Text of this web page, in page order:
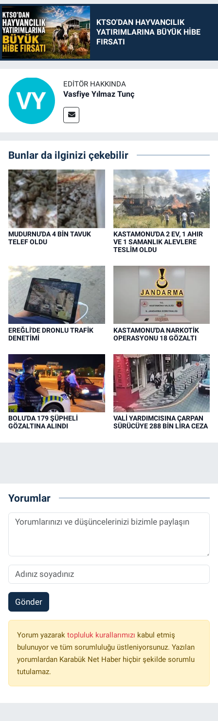
KTSO'DAN HAYVANCILIK
YATIRIMLARINA BÜYÜK HİBE
FIRSATI
EDITÖR HAKKINDA
Vasfiye Yılmaz Tunç
Bunlar da ilginizi çekebilir
MUDURNU'DA 4 BİN TAVUK
TELEF OLDU
KASTAMONU'DA 2 EV, 1 AHIR
VE 1 SAMANLIK ALEVLERE
TESLİM OLDU
EREĞLİ'DE DRONLU TRAFİK
DENETİMİ
KASTAMONU'DA NARKOTİK
OPERASYONU 18 GÖZALTI
BOLU'DA 179 ŞÜPHELİ
GÖZALTINA ALINDI
VALİ YARDIMCISINA ÇARPAN
SÜRÜCÜYE 288 BİN LİRA CEZA
Yorumlar
Gönder
Yorum yazarak topluluk kurallarımızı kabul etmiş
bulunuyor ve tüm sorumluluğu üstleniyorsunuz. Yazılan
yorumlardan Karabük Net Haber hiçbir şekilde sorumlu
tutulamaz.